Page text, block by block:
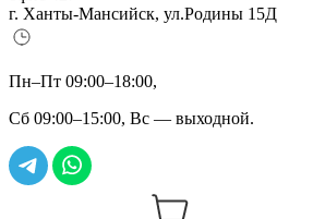
г. Ханты-Мансийск, ул.Родины 15Д
Пн–Пт 09:00–18:00,
Сб 09:00–15:00, Вс — выходной.